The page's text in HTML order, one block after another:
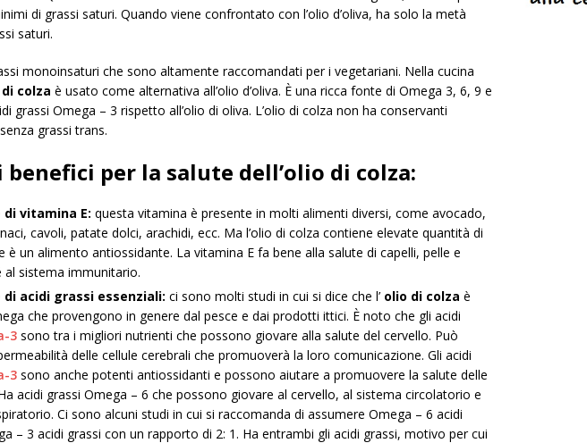
di grassi saturi. Quando viene confrontato con l’olio d’oliva, ha solo la metà
saturi.
monoinsaturi che sono altamente raccomandati per i vegetariani. Nella cucina
colza è usato come alternativa all’olio d’oliva. È una ricca fonte di Omega 3, 6, 9 e
grassi Omega – 3 rispetto all’olio di oliva. L’olio di colza non ha conservanti
grassi trans.
benefici per la salute dell’olio di colza:
vitamina E: questa vitamina è presente in molti alimenti diversi, come avocado,
cavoli, patate dolci, arachidi, ecc. Ma l’olio di colza contiene elevate quantità di
è un alimento antiossidante. La vitamina E fa bene alla salute di capelli, pelle e
al sistema immunitario.
acidi grassi essenziali: ci sono molti studi in cui si dice che l’ olio di colza è
che provengono in genere dal pesce e dai prodotti ittici. È noto che gli acidi
3 sono tra i migliori nutrienti che possono giovare alla salute del cervello. Può
delle cellule cerebrali che promuoverà la loro comunicazione. Gli acidi
3 sono anche potenti antiossidanti e possono aiutare a promuovere la salute delle
acidi grassi Omega – 6 che possono giovare al cervello, al sistema circolatorio e
Ci sono alcuni studi in cui si raccomanda di assumere Omega – 6 acidi
– 3 acidi grassi con un rapporto di 2: 1. Ha entrambi gli acidi grassi, motivo per cui